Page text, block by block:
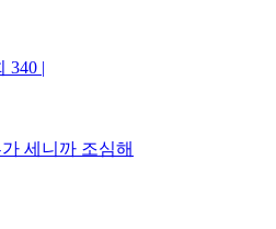
340 |
세니까 조심해